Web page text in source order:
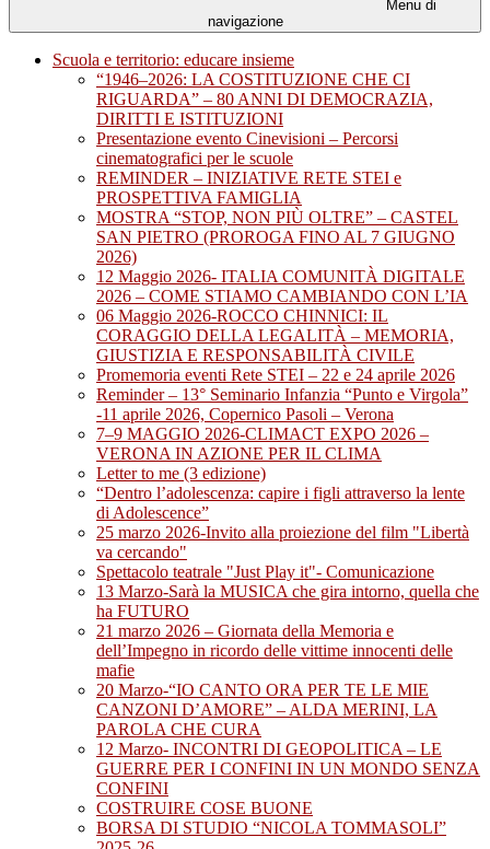
Menu di
navigazione
Scuola e territorio: educare insieme
“1946–2026: LA COSTITUZIONE CHE CI
RIGUARDA” – 80 ANNI DI DEMOCRAZIA,
DIRITTI E ISTITUZIONI
Presentazione evento Cinevisioni – Percorsi
cinematografici per le scuole
REMINDER – INIZIATIVE RETE STEI e
PROSPETTIVA FAMIGLIA
MOSTRA “STOP, NON PIÙ OLTRE” – CASTEL
SAN PIETRO (PROROGA FINO AL 7 GIUGNO
2026)
12 Maggio 2026- ITALIA COMUNITÀ DIGITALE
2026 – COME STIAMO CAMBIANDO CON L’IA
06 Maggio 2026-ROCCO CHINNICI: IL
CORAGGIO DELLA LEGALITÀ – MEMORIA,
GIUSTIZIA E RESPONSABILITÀ CIVILE
Promemoria eventi Rete STEI – 22 e 24 aprile 2026
Reminder – 13° Seminario Infanzia “Punto e Virgola”
-11 aprile 2026, Copernico Pasoli – Verona
7–9 MAGGIO 2026-CLIMACT EXPO 2026 –
VERONA IN AZIONE PER IL CLIMA
Letter to me (3 edizione)
“Dentro l’adolescenza: capire i figli attraverso la lente
di Adolescence”
25 marzo 2026-Invito alla proiezione del film "Libertà
va cercando"
Spettacolo teatrale "Just Play it"- Comunicazione
13 Marzo-Sarà la MUSICA che gira intorno, quella che
ha FUTURO
21 marzo 2026 – Giornata della Memoria e
dell’Impegno in ricordo delle vittime innocenti delle
mafie
20 Marzo-“IO CANTO ORA PER TE LE MIE
CANZONI D’AMORE” – ALDA MERINI, LA
PAROLA CHE CURA
12 Marzo- INCONTRI DI GEOPOLITICA – LE
GUERRE PER I CONFINI IN UN MONDO SENZA
CONFINI
COSTRUIRE COSE BUONE
BORSA DI STUDIO “NICOLA TOMMASOLI”